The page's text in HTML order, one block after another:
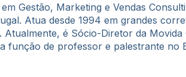
Gestão, Marketing e Vendas
Atua desde 1994 em grandes
é Sócio-Diretor da Movida
função de professor e palestrante no